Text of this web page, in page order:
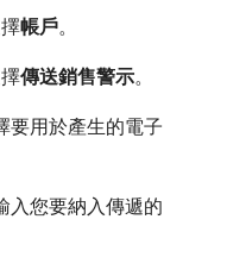
帳戶。
傳送銷售警示。
要用於產生的電子
入您要納入傳遞的